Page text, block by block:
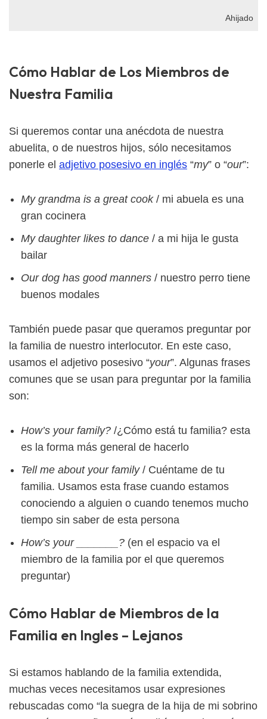
Ahijado
Cómo Hablar de Los Miembros de
Nuestra Familia
Si queremos contar una anécdota de nuestra
abuelita, o de nuestros hijos, sólo necesitamos
ponerle el adjetivo posesivo en inglés “my” o “our”:
My grandma is a great cook/ mi abuela es una
gran cocinera
My daughter likes to dance / a mi hija le gusta
bailar
Our dog has good manners / nuestro perro tiene
buenos modales
También puede pasar que queramos preguntar por
la familia de nuestro interlocutor. En este caso,
usamos el adjetivo posesivo “your”. Algunas frases
comunes que se usan para preguntar por la familia
son:
How’s your family? /¿Cómo está tu familia? esta
es la forma más general de hacerlo
Tell me about your family / Cuéntame de tu
familia. Usamos esta frase cuando estamos
conociendo a alguien o cuando tenemos mucho
tiempo sin saber de esta persona
How’s your _______? (en el espacio va el
miembro de la familia por el que queremos
preguntar)
Cómo Hablar de Miembros de la
Familia en Ingles – Lejanos
Si estamos hablando de la familia extendida,
muchas veces necesitamos usar expresiones
rebuscadas como “la suegra de la hija de mi sobrino